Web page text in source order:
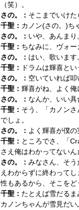
（笑）。
さの。
： そこまでいけた
千聖 ： カノン(さの。)ち
さの。
： いや、あんまり
千聖 ： ちなみに、ヴォー
さの。
： はい、歌います
千聖 ：
ドラムは輝喜と
さの。
： 空いていれば叩
千聖 ： 輝喜がね、よく俺
さの。
： なんか、いい具
千聖 ： そう、「カノン
でしょ。
さの。
： よく輝喜が僕
千聖 ： ところでさ、「
さえ俺はわかってないん
さの。
： みなさん、そ
えわからずに終わって
性もあるから、そこをど
千聖 ： たとえば雪だる
カノンちゃんが雪見だ